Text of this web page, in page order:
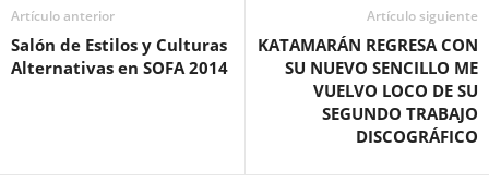
Artículo anterior
Salón de Estilos y Culturas
Alternativas en SOFA 2014
Artículo siguiente
KATAMARÁN REGRESA CON
SU NUEVO SENCILLO ME
VUELVO LOCO DE SU
SEGUNDO TRABAJO
DISCOGRÁFICO